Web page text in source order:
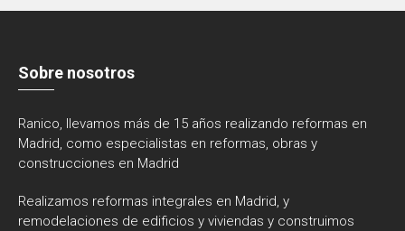
Sobre nosotros
Ranico, llevamos más de 15 años realizando reformas en
Madrid, como especialistas en reformas, obras y
construcciones en Madrid
Realizamos reformas integrales en Madrid, y
remodelaciones de edificios y viviendas y construimos